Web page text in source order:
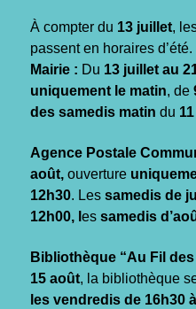
À compter du 13 juillet,
passent en horaires d’été.
Mairie : Du 13 juillet au
uniquement le matin, de
des samedis matin du
Agence Postale
août, ouverture
12h30. Les samedis de
12h00, l es samedis
Bibliothèque “Au Fil des
15 août, la bibliothèque
les vendredis de 16h30